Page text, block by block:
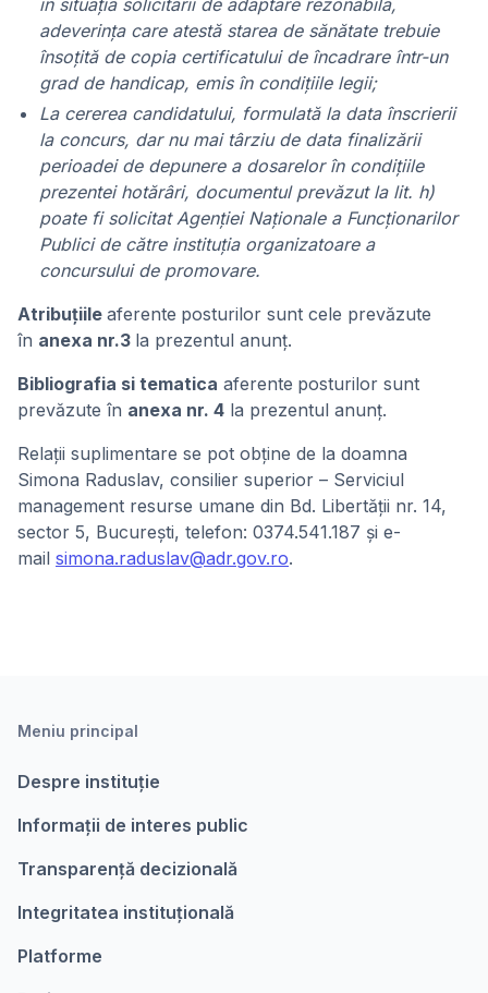
în situaţia solicitării de adaptare rezonabilă,
adeverinţa care atestă starea de sănătate trebuie
însoţită de copia certificatului de încadrare într-un
grad de handicap, emis în condiţiile legii;
La cererea candidatului, formulată la data înscrierii
la concurs, dar nu mai târziu de data finalizării
perioadei de depunere a dosarelor în condiţiile
prezentei hotărâri, documentul prevăzut la lit. h)
poate fi solicitat Agenţiei Naţionale a Funcţionarilor
Publici de către instituţia organizatoare a
concursului de promovare.
Atribuțiile aferente posturilor sunt cele prevăzute
în anexa nr.3 la prezentul anunţ.
Bibliografia si tematica aferente posturilor sunt
prevăzute în anexa nr. 4 la prezentul anunț.
Relaţii suplimentare se pot obţine de la doamna
Simona Raduslav, consilier superior – Serviciul
management resurse umane din Bd. Libertății nr. 14,
sector 5, București, telefon: 0374.541.187 și e-
mail simona.raduslav@adr.gov.ro.
Meniu principal
Despre instituție
Informații de interes public
Transparență decizională
Integritatea instituțională
Platforme